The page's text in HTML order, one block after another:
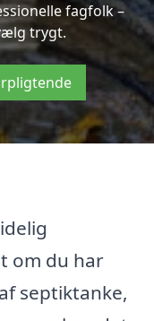
fagfolk –
trygt.
om du har
septiktanke,